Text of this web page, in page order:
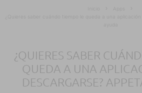
Apps
¿Quieres saber cuándo tiempo le queda a una
¿QUIERES SABER
QUEDA A UNA
DESCARGARSE?